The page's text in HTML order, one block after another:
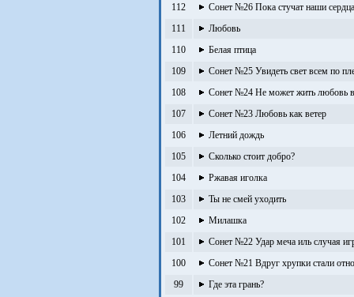
112
Сонет №26 Пока стучат наши сердца
111
Любовь
110
Белая птица
109
Сонет №25 Увидеть свет всем по
108
Сонет №24 Не может жить любовь
107
Сонет №23 Любовь как ветер
106
Летний дождь
105
Сколько стоит добро?
104
Ржавая иголка
103
Ты не смей уходить
102
Милашка
101
Сонет №22 Удар меча иль случая
100
Сонет №21 Вдруг хрупки стали
99
Где эта грань?